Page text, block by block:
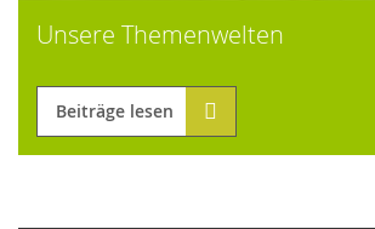
Unsere Themenwelten
Beiträge lesen